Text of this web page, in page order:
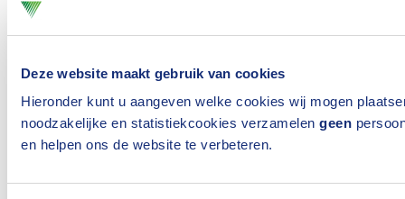
Deze website maakt gebruik van cookies
Hieronder kunt u aangeven welke cookies wij mogen
noodzakelijke en statistiekcookies verzamelen geen
en helpen ons de website te verbeteren.
Paalrot en ondiepe
funderingen